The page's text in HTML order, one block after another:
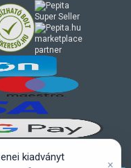
marketplace
partner
kiadványt
×